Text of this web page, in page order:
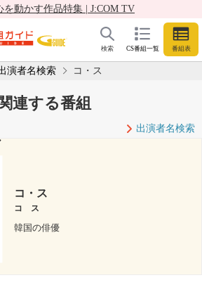
を動かす作品特集 | J:COM TV
CS番組一覧 番組表
検索
演者名検索 コ・ス
連する番組
出演者名検索
コ・ス
コ ス
韓国の俳優